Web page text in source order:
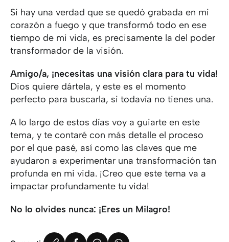
Si hay una verdad que se quedó grabada en mi
corazón a fuego y que transformó todo en ese
tiempo de mi vida, es precisamente la del poder
transformador de la visión.
Amigo/a, ¡necesitas una visión clara para tu vida!
Dios quiere dártela, y este es el momento
perfecto para buscarla, si todavía no tienes una.
A lo largo de estos días voy a guiarte en este
tema, y te contaré con más detalle el proceso
por el que pasé, así como las claves que me
ayudaron a experimentar una transformación tan
profunda en mi vida. ¡Creo que este tema va a
impactar profundamente tu vida!
No lo olvides nunca: ¡Eres un Milagro!